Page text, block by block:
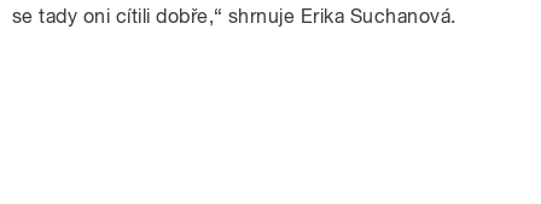
se tady oni cítili dobře,“ shrnuje Erika Suchanová.